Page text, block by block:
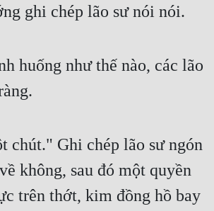
ghi chép lão sư nói nói.
huống như thế nào, các lão
chút." Ghi chép lão sư ngón
không, sau đó một quyền
trên thớt, kim đồng hồ bay